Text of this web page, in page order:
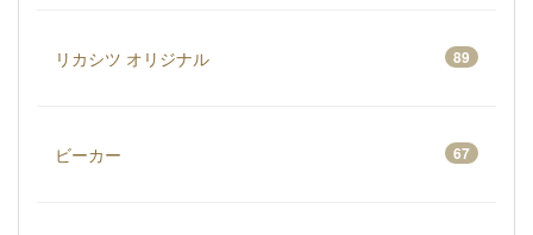
リカシツ オリジナル 89
ビーカー 67